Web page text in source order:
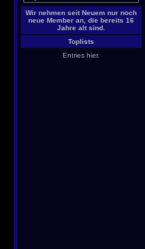
Wir nehmen seit Neuem nur noch
neue Member an, die bereits 16
Jahre alt sind.
Toplists
Entries hier.